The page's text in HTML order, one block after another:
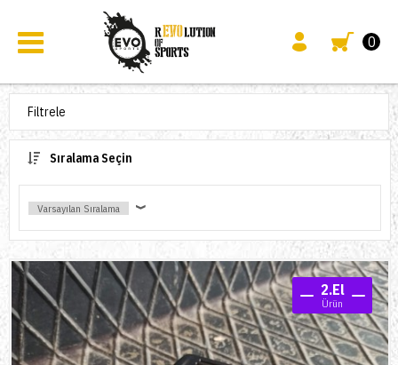
0
Filtrele
Sıralama Seçin
2.El
Ürün